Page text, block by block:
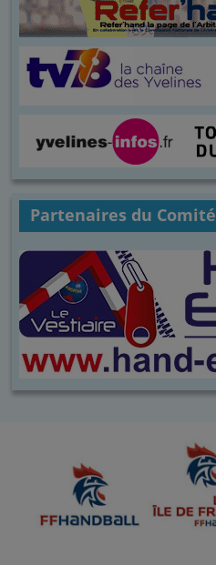
Partenaires du Comité